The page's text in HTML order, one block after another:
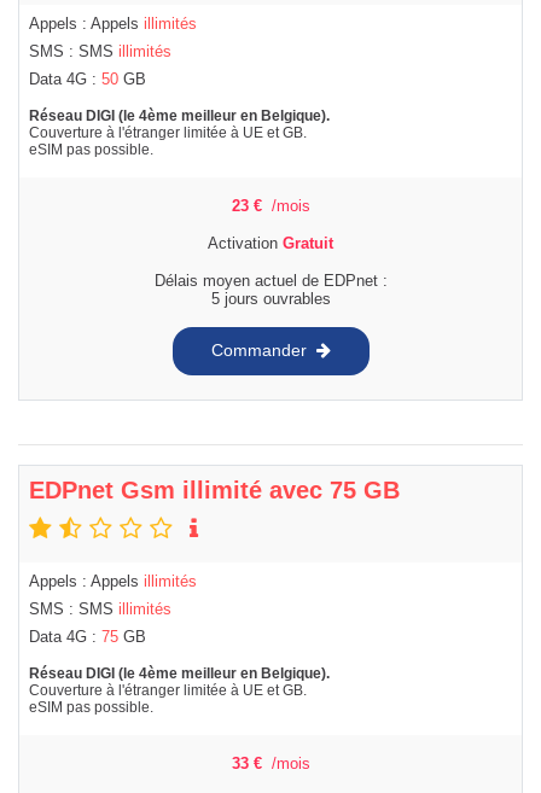
Appels : Appels illimités
SMS : SMS illimités
Data 4G : 50 GB
Réseau DIGI (le 4ème meilleur en Belgique).
Couverture à l'étranger limitée à UE et GB.
eSIM pas possible.
23 € /mois
Activation Gratuit
Délais moyen actuel de EDPnet :
5 jours ouvrables
Commander
EDPnet Gsm illimité avec 75 GB
Appels : Appels illimités
SMS : SMS illimités
Data 4G : 75 GB
Réseau DIGI (le 4ème meilleur en Belgique).
Couverture à l'étranger limitée à UE et GB.
eSIM pas possible.
33 € /mois